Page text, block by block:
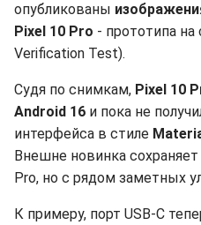
опубликованы
Pixel 10 Pro - прототипа на
Verification Test).
Судя по снимкам, Pixel 10
Android 16 и пока не
интерфейса в стиле
Внешне новинка
Pro, но с рядом заметных
К примеру, порт USB-C